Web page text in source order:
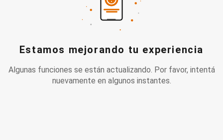
Estamos mejorando tu experiencia
Algunas funciones se están actualizando. Por favor, intentá
nuevamente en algunos instantes.